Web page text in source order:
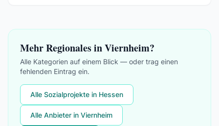
Mehr Regionales in Viernheim?
Alle Kategorien auf einem Blick — oder trag einen
fehlenden Eintrag ein.
Alle Sozialprojekte in Hessen
Alle Anbieter in Viernheim